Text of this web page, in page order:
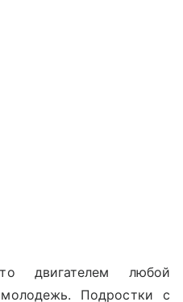
двигателем любой
Подростки с